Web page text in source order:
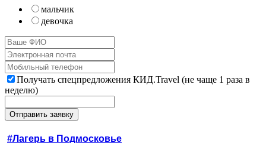
мальчик
девочка
Получать спецпредложения КИД.Travel (не чаще 1 раза в
неделю)
#Лагерь в Подмосковье